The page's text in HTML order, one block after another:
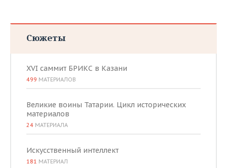
Сюжеты
XVI саммит БРИКС в Казани
499 МАТЕРИАЛОВ
Великие воины Татарии. Цикл исторических
материалов
24 МАТЕРИАЛА
Искусственный интеллект
181 МАТЕРИАЛ